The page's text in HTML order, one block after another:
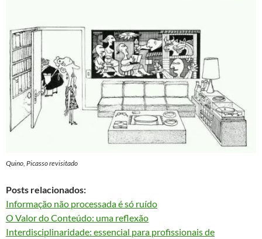
Quino, Picasso revisitado
Posts relacionados:
Informação não processada é só ruído
O Valor do Conteúdo: uma reflexão
Interdisciplinaridade: essencial para profissionais de